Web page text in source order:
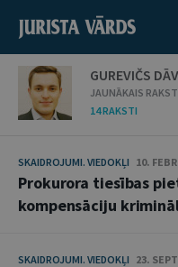
GUREVIČS
JAUNĀKAIS
14 RAKSTI
SKAIDROJUMI. VIEDOKĻI 10.
Prokurora tiesības
kompensāciju
SKAIDROJUMI. VIEDOKĻI 23.